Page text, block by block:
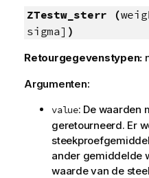
ZTestw_sterr (
sigma] )
Retourgegevenstypen:
Argumenten:
value: De waarden
geretourneerd. Er
ander gemiddelde
waarde van de